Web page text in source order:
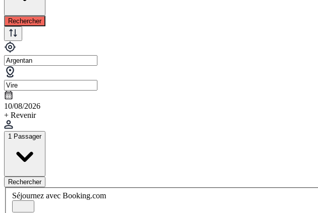
Rechercher
10/08/2026
+ Revenir
1 Passager
Rechercher
Séjournez avec Booking.com